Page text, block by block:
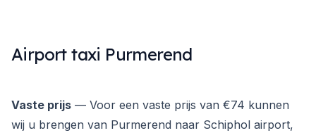
Airport taxi Purmerend
Vaste prijs — Voor een vaste prijs van €74 kunnen
wij u brengen van Purmerend naar Schiphol airport,